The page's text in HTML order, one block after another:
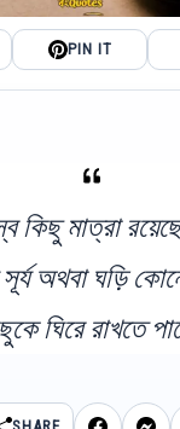
PIN IT
কিছু মাত্রা
সূর্য অথবা ঘড়ি
ঘিরে রাখতে